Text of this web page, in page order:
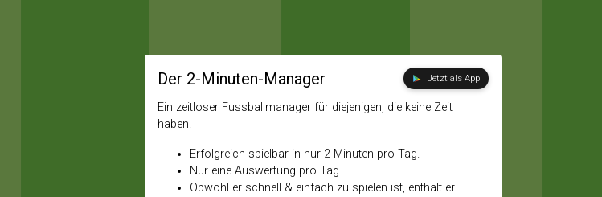
Der 2-Minuten-Manager Jetzt als App
Ein zeitloser Fussballmanager für diejenigen, die keine Zeit
haben.
Erfolgreich spielbar in nur 2 Minuten pro Tag.
Nur eine Auswertung pro Tag.
Obwohl er schnell & einfach zu spielen ist, enthält er